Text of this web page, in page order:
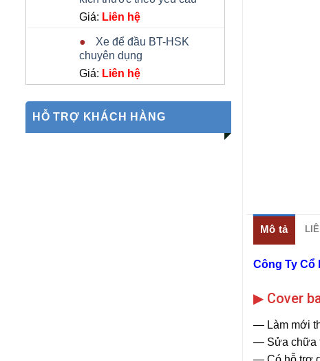
Giá: Liên hệ
Xe để đầu BT-HSK
chuyên dụng
Giá: Liên hệ
HỖ TRỢ KHÁCH HÀNG
Mô tả
Công Ty Cổ
▶ Cover
― Làm mới
― Sửa chữa